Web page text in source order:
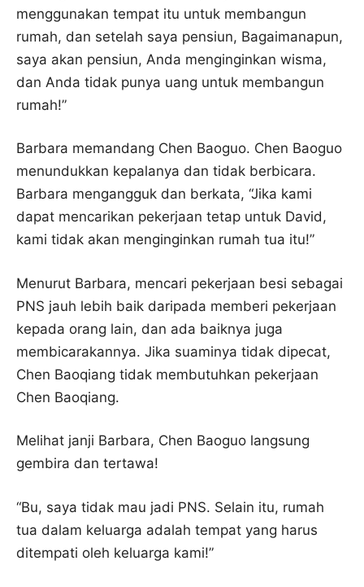
menggunakan tempat itu untuk membangun
rumah, dan setelah saya pensiun, Bagaimanapun,
saya akan pensiun, Anda menginginkan wisma,
dan Anda tidak punya uang untuk membangun
rumah!”
Barbara memandang Chen Baoguo. Chen Baoguo
menundukkan kepalanya dan tidak berbicara.
Barbara mengangguk dan berkata, “Jika kami
dapat mencarikan pekerjaan tetap untuk David,
kami tidak akan menginginkan rumah tua itu!”
Menurut Barbara, mencari pekerjaan besi sebagai
PNS jauh lebih baik daripada memberi pekerjaan
kepada orang lain, dan ada baiknya juga
membicarakannya. Jika suaminya tidak dipecat,
Chen Baoqiang tidak membutuhkan pekerjaan
Chen Baoqiang.
Melihat janji Barbara, Chen Baoguo langsung
gembira dan tertawa!
“Bu, saya tidak mau jadi PNS. Selain itu, rumah
tua dalam keluarga adalah tempat yang harus
ditempati oleh keluarga kami!”